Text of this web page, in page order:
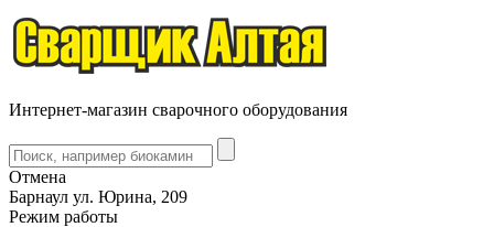
Интернет-магазин сварочного оборудования
Отмена
Барнаул ул. Юрина, 209
Режим работы